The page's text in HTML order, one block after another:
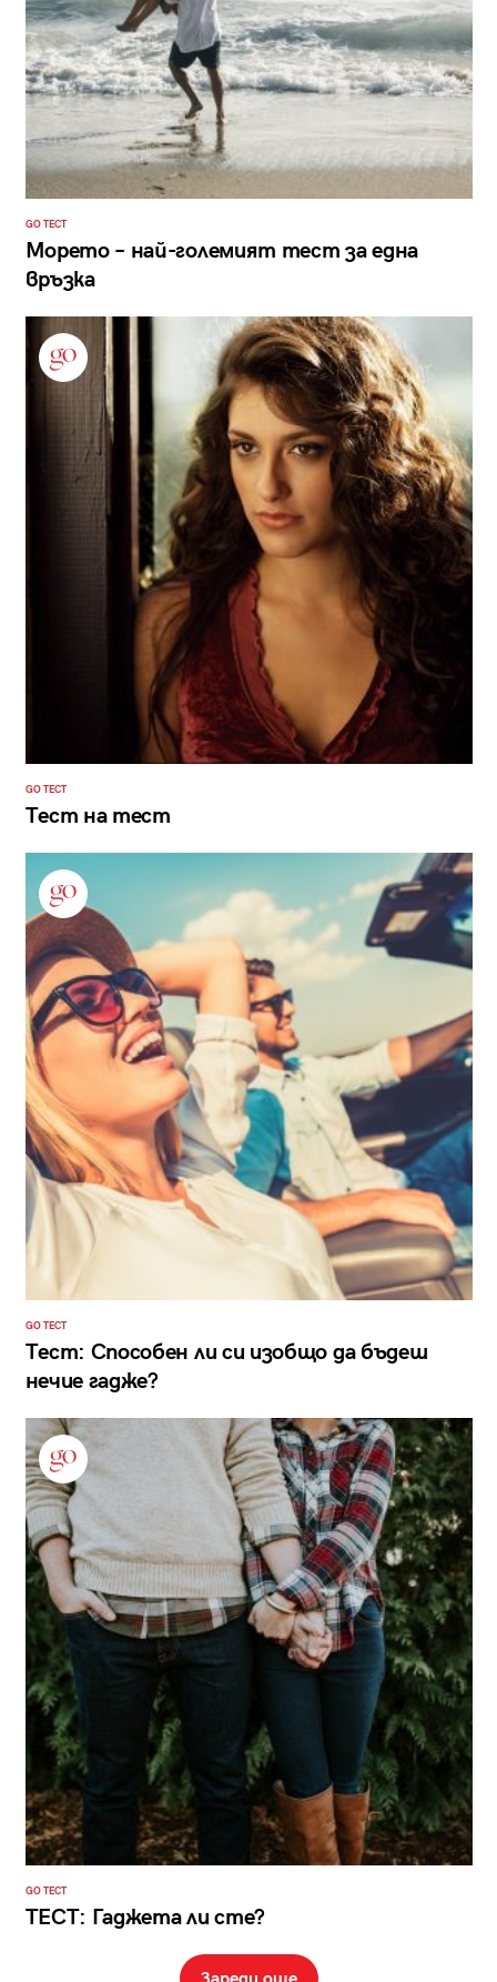
GO ТЕСТ
Морето – най-големият тест за една
връзка
GO ТЕСТ
Тест на тест
GO ТЕСТ
Тест: Способен ли си изобщо да бъдеш
нечие гадже?
GO ТЕСТ
ТЕСТ: Гаджета ли сте?